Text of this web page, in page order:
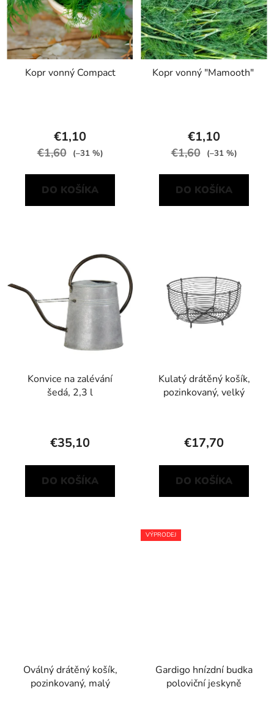
Kopr vonný Compact
€1,10
€1,60 (–31 %)
DO KOŠÍKA
Kopr vonný "Mamooth"
€1,10
€1,60 (–31 %)
DO KOŠÍKA
Konvice na zalévání
šedá, 2,3 l
€35,10
DO KOŠÍKA
Kulatý drátěný košík,
pozinkovaný, velký
€17,70
DO KOŠÍKA
Oválný drátěný košík,
pozinkovaný, malý
VÝPRODEJ
Gardigo hnízdní budka
poloviční jeskyně